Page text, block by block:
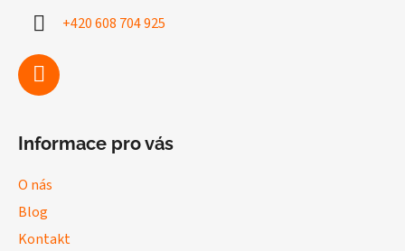
+420 608 704 925
Informace pro vás
O nás
Blog
Kontakt